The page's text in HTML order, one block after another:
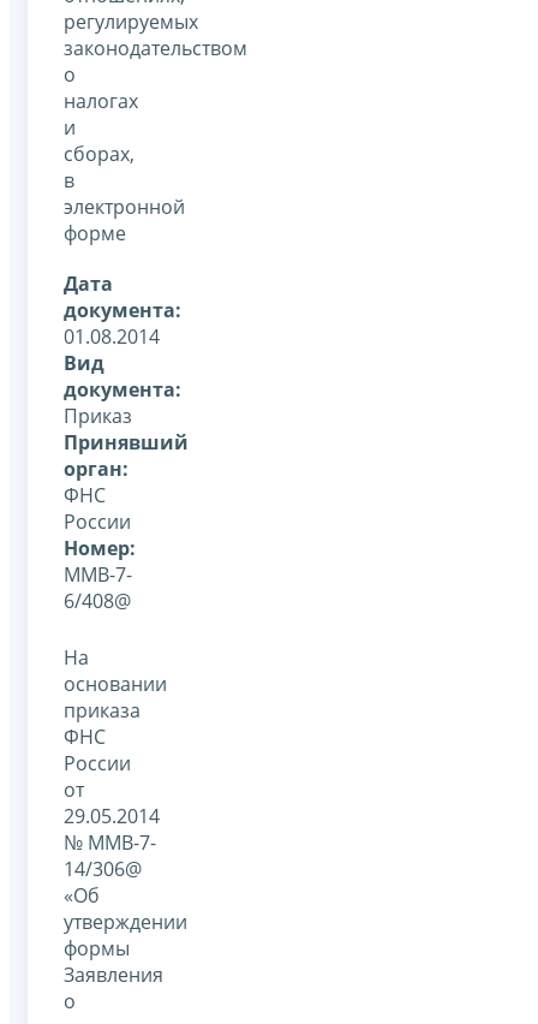
регулируемых
законодательством
о
налогах
и
сборах,
в
электронной
форме
Дата
документа:
01.08.2014
Вид
документа:
Приказ
Принявший
орган:
ФНС
России
Номер:
ММВ-7-
6/408@
На
основании
приказа
ФНС
России
от
29.05.2014
№ ММВ-7-
14/306@
«Об
утверждении
формы
Заявления
о